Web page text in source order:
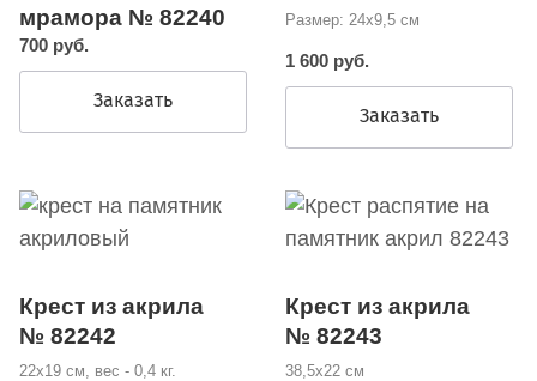
мрамора № 82240
700 руб.
Заказать
Размер: 24х9,5 см
1 600 руб.
Заказать
Крест из акрила
№ 82242
22х19 см, вес - 0,4 кг.
Крест из акрила
№ 82243
38,5х22 см